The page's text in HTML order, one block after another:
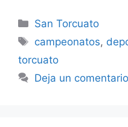
Categorías
San Torcuato
Etiquetas
campeonatos,
torcuato
Deja un comentario